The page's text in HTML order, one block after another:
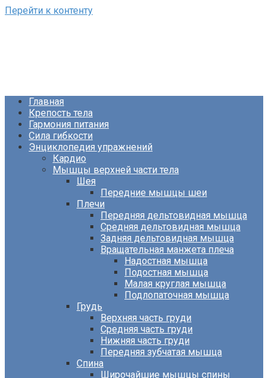
Перейти к контенту
Сайт о фитнесе и питании
Главная
Крепость тела
Гармония питания
Сила гибкости
Энциклопедия упражнений
Кардио
Мышцы верхней части тела
Шея
Передние мышцы шеи
Плечи
Передняя дельтовидная мышца
Средняя дельтовидная мышца
Задняя дельтовидная мышца
Вращательная манжета плеча
Надостная мышца
Подостная мышца
Малая круглая мышца
Подлопаточная мышца
Грудь
Верхняя часть груди
Средняя часть груди
Нижняя часть груди
Передняя зубчатая мышца
Спина
Широчайшие мышцы спины